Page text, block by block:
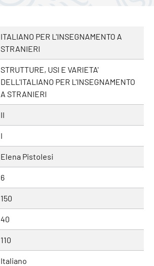
ITALIANO PER L'INSEGNAMENTO A
STRANIERI
STRUTTURE, USI E VARIETA'
DELL'ITALIANO PER L'INSEGNAMENTO
A STRANIERI
II
I
Elena Pistolesi
6
150
40
110
Italiano